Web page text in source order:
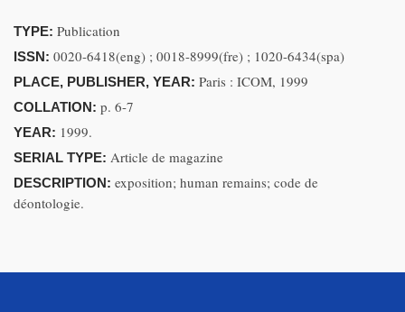
TYPE: Publication
ISSN: 0020-6418(eng) ; 0018-8999(fre) ; 1020-6434(spa)
PLACE, PUBLISHER, YEAR: Paris : ICOM, 1999
COLLATION: p. 6-7
YEAR: 1999.
SERIAL TYPE: Article de magazine
DESCRIPTION: exposition; human remains; code de
déontologie.